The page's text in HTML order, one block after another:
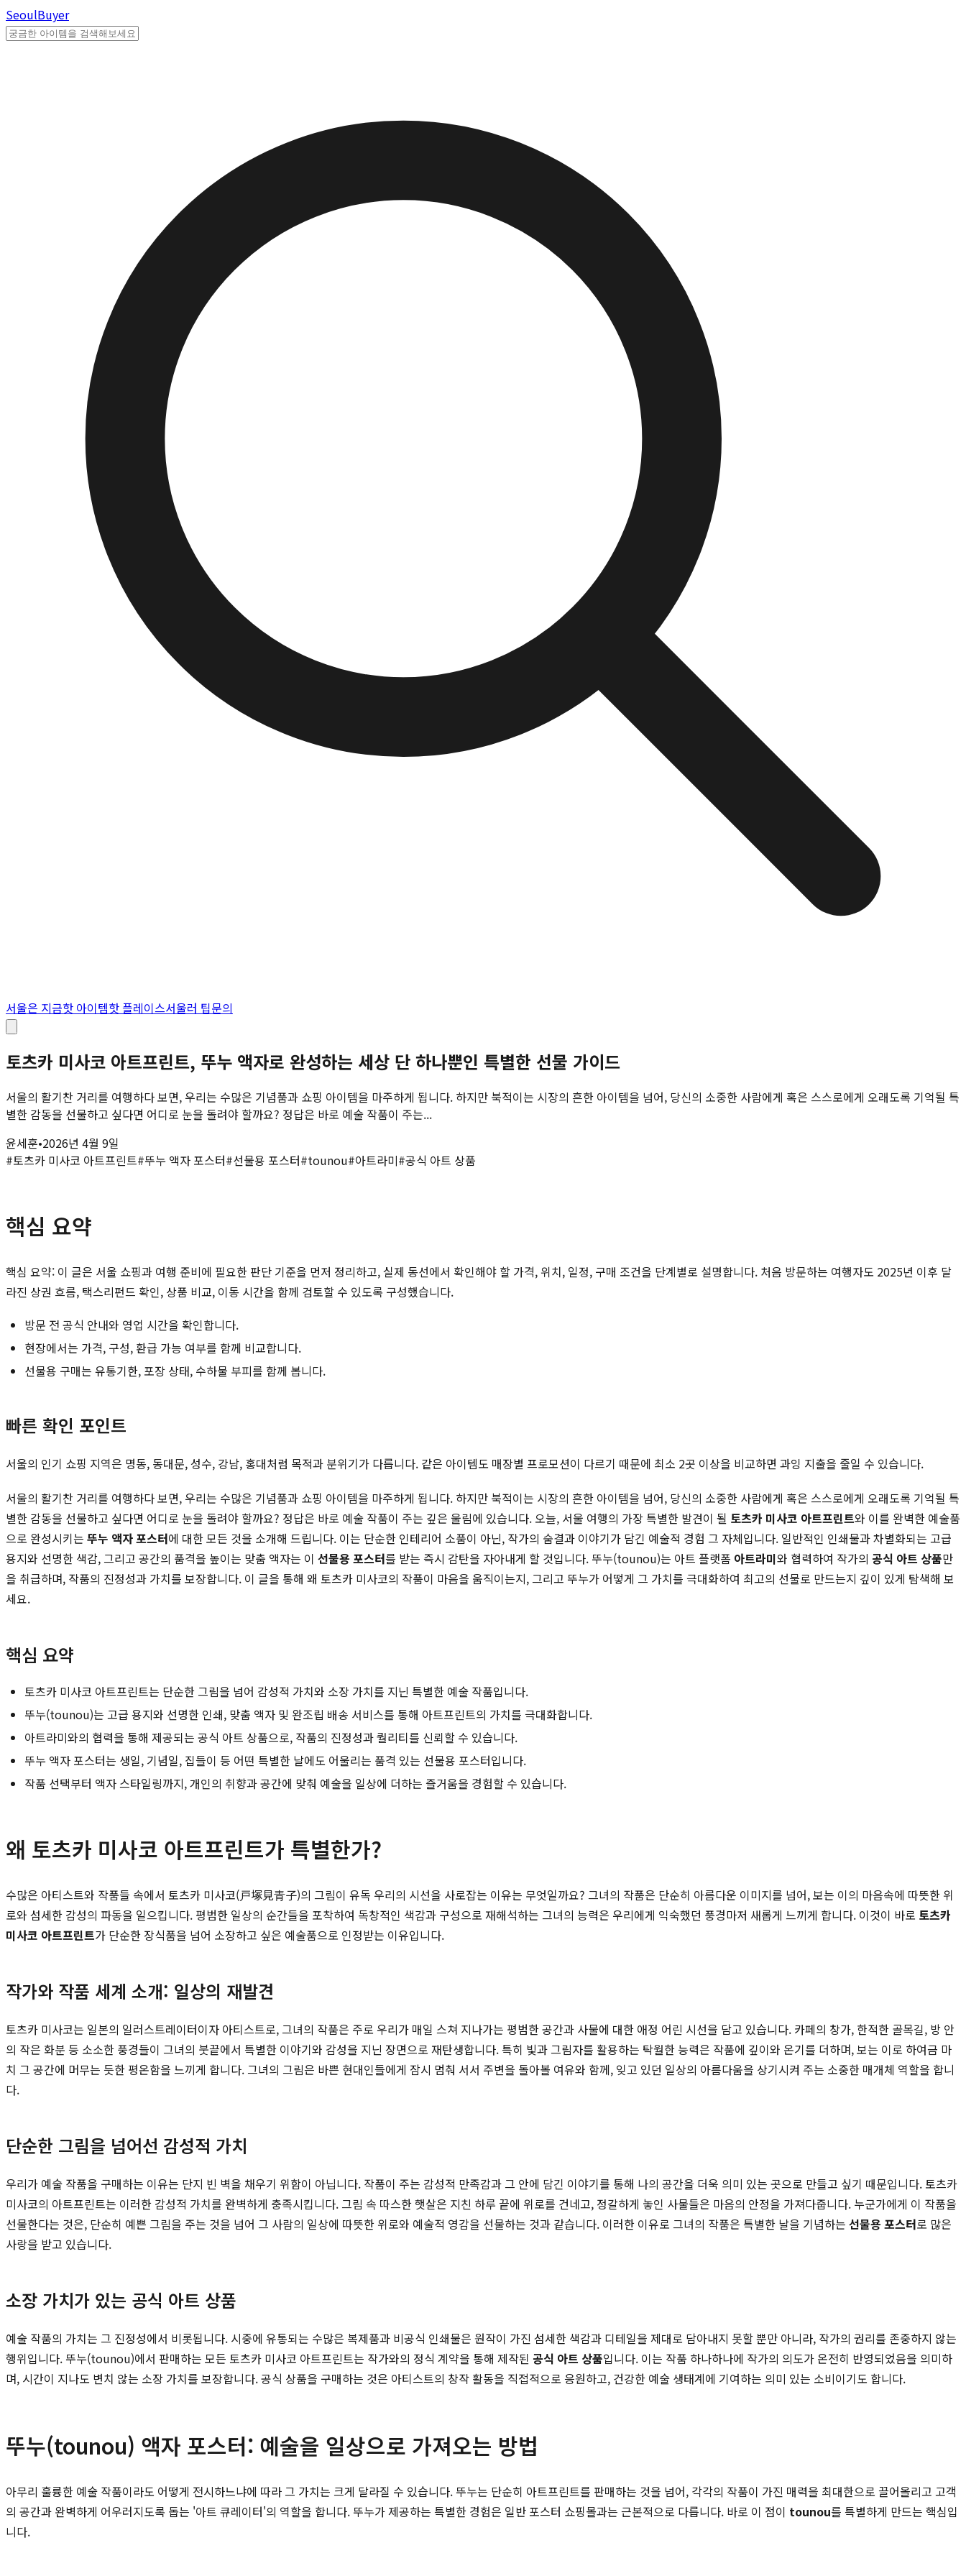
SeoulBuyer
서울은 지금핫 아이템핫 플레이스서울러 팁문의
토츠카 미사코 아트프린트, 뚜누 액자로 완성하는 세상 단 하나뿐인 특별한 선물 가이드
서울의 활기찬 거리를 여행하다 보면, 우리는 수많은 기념품과 쇼핑 아이템을 마주하게 됩니다. 하지만 북적이는 시장의 흔한 아이템을 넘어, 당신의 소중한 사람에게 혹은 스스로에게 오래도록 기억될 특
별한 감동을 선물하고 싶다면 어디로 눈을 돌려야 할까요? 정답은 바로 예술 작품이 주는...
윤세훈•2026년 4월 9일
#토츠카 미사코 아트프린트#뚜누 액자 포스터#선물용 포스터#tounou#아트라미#공식 아트 상품
핵심 요약
핵심 요약: 이 글은 서울 쇼핑과 여행 준비에 필요한 판단 기준을 먼저 정리하고, 실제 동선에서 확인해야 할 가격, 위치, 일정, 구매 조건을 단계별로 설명합니다. 처음 방문하는 여행자도 2025년 이후 달
라진 상권 흐름, 택스리펀드 확인, 상품 비교, 이동 시간을 함께 검토할 수 있도록 구성했습니다.
방문 전 공식 안내와 영업 시간을 확인합니다.
현장에서는 가격, 구성, 환급 가능 여부를 함께 비교합니다.
선물용 구매는 유통기한, 포장 상태, 수하물 부피를 함께 봅니다.
빠른 확인 포인트
서울의 인기 쇼핑 지역은 명동, 동대문, 성수, 강남, 홍대처럼 목적과 분위기가 다릅니다. 같은 아이템도 매장별 프로모션이 다르기 때문에 최소 2곳 이상을 비교하면 과잉 지출을 줄일 수 있습니다.
서울의 활기찬 거리를 여행하다 보면, 우리는 수많은 기념품과 쇼핑 아이템을 마주하게 됩니다. 하지만 북적이는 시장의 흔한 아이템을 넘어, 당신의 소중한 사람에게 혹은 스스로에게 오래도록 기억될 특
별한 감동을 선물하고 싶다면 어디로 눈을 돌려야 할까요? 정답은 바로 예술 작품이 주는 깊은 울림에 있습니다. 오늘, 서울 여행의 가장 특별한 발견이 될 토츠카 미사코 아트프린트와 이를 완벽한 예술품
으로 완성시키는 뚜누 액자 포스터에 대한 모든 것을 소개해 드립니다. 이는 단순한 인테리어 소품이 아닌, 작가의 숨결과 이야기가 담긴 예술적 경험 그 자체입니다. 일반적인 인쇄물과 차별화되는 고급
용지와 선명한 색감, 그리고 공간의 품격을 높이는 맞춤 액자는 이 선물용 포스터를 받는 즉시 감탄을 자아내게 할 것입니다. 뚜누(tounou)는 아트 플랫폼 아트라미와 협력하여 작가의 공식 아트 상품만
을 취급하며, 작품의 진정성과 가치를 보장합니다. 이 글을 통해 왜 토츠카 미사코의 작품이 마음을 움직이는지, 그리고 뚜누가 어떻게 그 가치를 극대화하여 최고의 선물로 만드는지 깊이 있게 탐색해 보
세요.
핵심 요약
토츠카 미사코 아트프린트는 단순한 그림을 넘어 감성적 가치와 소장 가치를 지닌 특별한 예술 작품입니다.
뚜누(tounou)는 고급 용지와 선명한 인쇄, 맞춤 액자 및 완조립 배송 서비스를 통해 아트프린트의 가치를 극대화합니다.
아트라미와의 협력을 통해 제공되는 공식 아트 상품으로, 작품의 진정성과 퀄리티를 신뢰할 수 있습니다.
뚜누 액자 포스터는 생일, 기념일, 집들이 등 어떤 특별한 날에도 어울리는 품격 있는 선물용 포스터입니다.
작품 선택부터 액자 스타일링까지, 개인의 취향과 공간에 맞춰 예술을 일상에 더하는 즐거움을 경험할 수 있습니다.
왜 토츠카 미사코 아트프린트가 특별한가?
수많은 아티스트와 작품들 속에서 토츠카 미사코(戸塚見青子)의 그림이 유독 우리의 시선을 사로잡는 이유는 무엇일까요? 그녀의 작품은 단순히 아름다운 이미지를 넘어, 보는 이의 마음속에 따뜻한 위
로와 섬세한 감성의 파동을 일으킵니다. 평범한 일상의 순간들을 포착하여 독창적인 색감과 구성으로 재해석하는 그녀의 능력은 우리에게 익숙했던 풍경마저 새롭게 느끼게 합니다. 이것이 바로 토츠카
미사코 아트프린트가 단순한 장식품을 넘어 소장하고 싶은 예술품으로 인정받는 이유입니다.
작가와 작품 세계 소개: 일상의 재발견
토츠카 미사코는 일본의 일러스트레이터이자 아티스트로, 그녀의 작품은 주로 우리가 매일 스쳐 지나가는 평범한 공간과 사물에 대한 애정 어린 시선을 담고 있습니다. 카페의 창가, 한적한 골목길, 방 안
의 작은 화분 등 소소한 풍경들이 그녀의 붓끝에서 특별한 이야기와 감성을 지닌 장면으로 재탄생합니다. 특히 빛과 그림자를 활용하는 탁월한 능력은 작품에 깊이와 온기를 더하며, 보는 이로 하여금 마
치 그 공간에 머무는 듯한 평온함을 느끼게 합니다. 그녀의 그림은 바쁜 현대인들에게 잠시 멈춰 서서 주변을 돌아볼 여유와 함께, 잊고 있던 일상의 아름다움을 상기시켜 주는 소중한 매개체 역할을 합니
다.
단순한 그림을 넘어선 감성적 가치
우리가 예술 작품을 구매하는 이유는 단지 빈 벽을 채우기 위함이 아닙니다. 작품이 주는 감성적 만족감과 그 안에 담긴 이야기를 통해 나의 공간을 더욱 의미 있는 곳으로 만들고 싶기 때문입니다. 토츠카
미사코의 아트프린트는 이러한 감성적 가치를 완벽하게 충족시킵니다. 그림 속 따스한 햇살은 지친 하루 끝에 위로를 건네고, 정갈하게 놓인 사물들은 마음의 안정을 가져다줍니다. 누군가에게 이 작품을
선물한다는 것은, 단순히 예쁜 그림을 주는 것을 넘어 그 사람의 일상에 따뜻한 위로와 예술적 영감을 선물하는 것과 같습니다. 이러한 이유로 그녀의 작품은 특별한 날을 기념하는 선물용 포스터로 많은
사랑을 받고 있습니다.
소장 가치가 있는 공식 아트 상품
예술 작품의 가치는 그 진정성에서 비롯됩니다. 시중에 유통되는 수많은 복제품과 비공식 인쇄물은 원작이 가진 섬세한 색감과 디테일을 제대로 담아내지 못할 뿐만 아니라, 작가의 권리를 존중하지 않는
행위입니다. 뚜누(tounou)에서 판매하는 모든 토츠카 미사코 아트프린트는 작가와의 정식 계약을 통해 제작된 공식 아트 상품입니다. 이는 작품 하나하나에 작가의 의도가 온전히 반영되었음을 의미하
며, 시간이 지나도 변치 않는 소장 가치를 보장합니다. 공식 상품을 구매하는 것은 아티스트의 창작 활동을 직접적으로 응원하고, 건강한 예술 생태계에 기여하는 의미 있는 소비이기도 합니다.
뚜누(tounou) 액자 포스터: 예술을 일상으로 가져오는 방법
아무리 훌륭한 예술 작품이라도 어떻게 전시하느냐에 따라 그 가치는 크게 달라질 수 있습니다. 뚜누는 단순히 아트프린트를 판매하는 것을 넘어, 각각의 작품이 가진 매력을 최대한으로 끌어올리고 고객
의 공간과 완벽하게 어우러지도록 돕는 '아트 큐레이터'의 역할을 합니다. 뚜누가 제공하는 특별한 경험은 일반 포스터 쇼핑몰과는 근본적으로 다릅니다. 바로 이 점이 tounou를 특별하게 만드는 핵심입
니다.